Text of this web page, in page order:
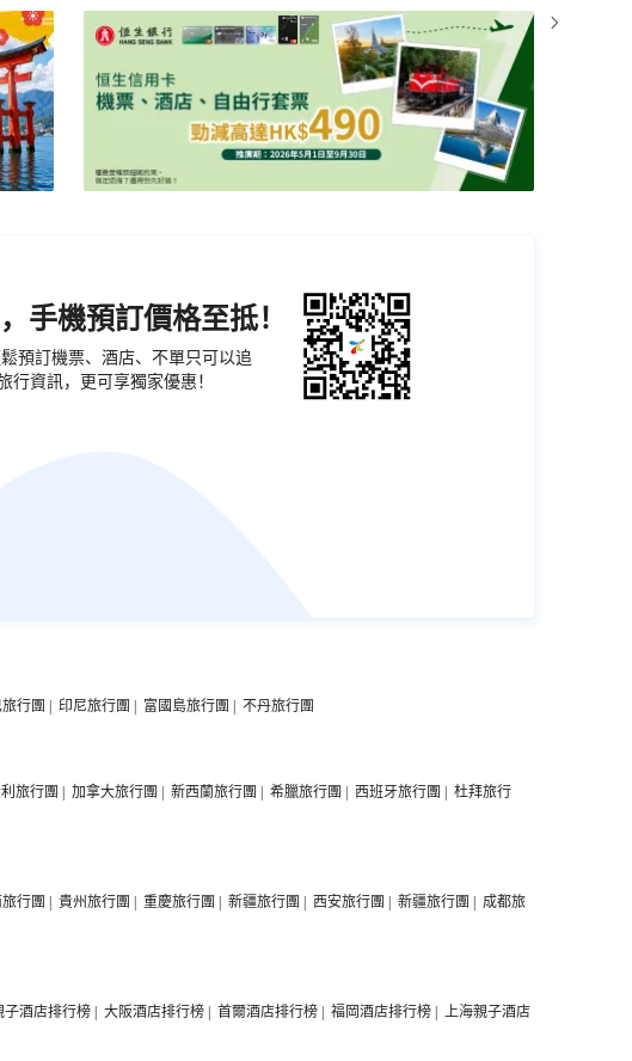
手機預訂價格至抵！
預訂機票、酒店、不單只可以追
行資訊，更可享獨家優惠！
行團 | 印尼旅行團 | 富國島旅行團 | 不丹旅行團
旅行團 | 加拿大旅行團 | 新西蘭旅行團 | 希臘旅行團 | 西班牙旅行團 | 杜拜旅行
行團 | 貴州旅行團 | 重慶旅行團 | 新疆旅行團 | 西安旅行團 | 新疆旅行團 | 成都旅
子酒店排行榜 | 大阪酒店排行榜 | 首爾酒店排行榜 | 福岡酒店排行榜 |
上海親子酒店